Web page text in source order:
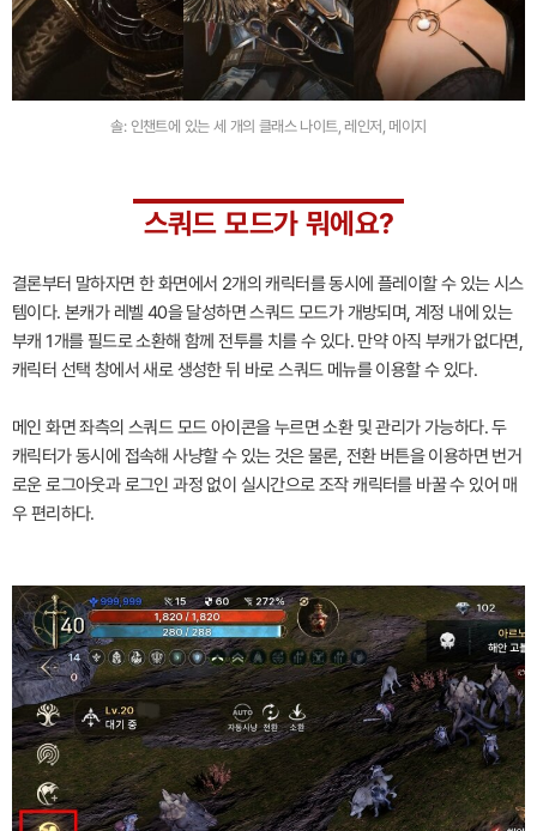
솔: 인챈트에 있는 세 개의 클래스 나이트, 레인저, 메이지
스쿼드 모드가 뭐에요?
결론부터 말하자면 한 화면에서 2개의 캐릭터를 동시에 플레이할 수 있는 시스
템이다. 본캐가 레벨 40을 달성하면 스쿼드 모드가 개방되며, 계정 내에 있는
부캐 1개를 필드로 소환해 함께 전투를 치를 수 있다. 만약 아직 부캐가 없다면,
캐릭터 선택 창에서 새로 생성한 뒤 바로 스쿼드 메뉴를 이용할 수 있다.
메인 화면 좌측의 스쿼드 모드 아이콘을 누르면 소환 및 관리가 가능하다. 두
캐릭터가 동시에 접속해 사냥할 수 있는 것은 물론, 전환 버튼을 이용하면 번거
로운 로그아웃과 로그인 과정 없이 실시간으로 조작 캐릭터를 바꿀 수 있어 매
우 편리하다.